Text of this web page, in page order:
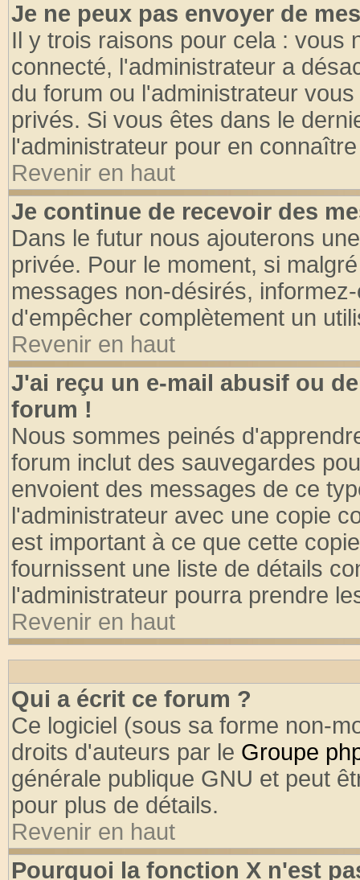
Je ne peux pas envoyer de
Il y trois raisons pour cela : vous
connecté, l'administrateur a
du forum ou l'administrateur
privés. Si vous êtes dans le
l'administrateur pour en
Revenir en haut
Je continue de recevoir des
Dans le futur nous ajouterons
privée. Pour le moment, si
messages non-désirés,
d'empêcher complètement un
Revenir en haut
J'ai reçu un e-mail abusif ou
forum !
Nous sommes peinés
forum inclut des sauvegardes
envoient des messages de ce
l'administrateur avec une copie
est important à ce que cette
fournissent une liste de détails
l'administrateur pourra prendre
Revenir en haut
Qui a écrit ce forum ?
Ce logiciel (sous sa forme non-
droits d'auteurs par le Groupe
générale publique GNU et peut
pour plus de détails.
Revenir en haut
Pourquoi la fonction X n'est